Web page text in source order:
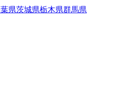
県茨城県栃木県群馬県